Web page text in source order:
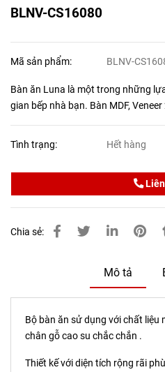
BLNV-CS16080
Mã sản phẩm: BLNV-
Bàn ăn Luna là một trong những
gian bếp nhà bạn. Bàn MDF,
Tình trạng: Hết hàng
Chia sẻ:
Mô tả
Bộ bàn ăn sử dụng với chất liệu
chân gỗ cao su chắc chắn .
Thiết kế với diện tích rộng rãi